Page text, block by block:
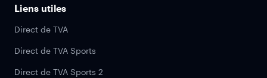
Liens utiles
Direct de TVA
Direct de TVA Sports
Direct de TVA Sports 2